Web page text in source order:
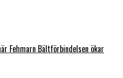
Fehmarn Bältförbindelsen ökar